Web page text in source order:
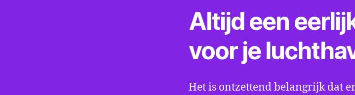
Altijd een
voor je
Het is ontzettend belangrijk dat